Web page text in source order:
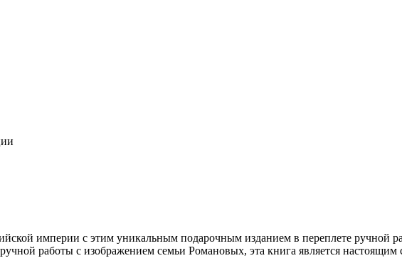
империи с этим уникальным подарочным изданием в переплете ручной
работы с изображением семьи Романовых, эта книга является